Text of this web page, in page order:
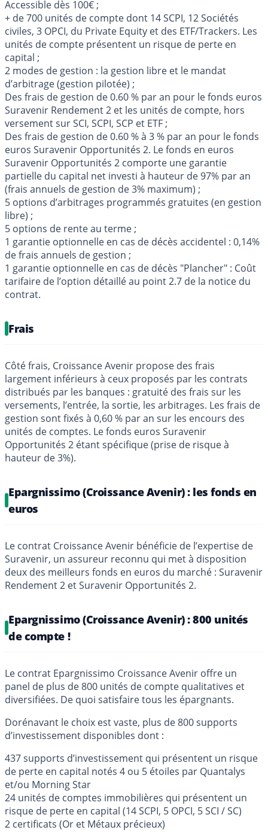
Accessible dès 100€ ;
+ de 700 unités de compte dont 14 SCPI, 12 Sociétés
civiles, 3 OPCI, du Private Equity et des ETF/Trackers. Les
unités de compte présentent un risque de perte en
capital ;
2 modes de gestion : la gestion libre et le mandat
d’arbitrage (gestion pilotée) ;
Des frais de gestion de 0.60 % par an pour le fonds euros
Suravenir Rendement 2 et les unités de compte, hors
versement sur SCI, SCPI, SCP et ETF ;
Des frais de gestion de 0.60 % à 3 % par an pour le fonds
euros Suravenir Opportunités 2. Le fonds en euros
Suravenir Opportunités 2 comporte une garantie
partielle du capital net investi à hauteur de 97% par an
(frais annuels de gestion de 3% maximum) ;
5 options d’arbitrages programmés gratuites (en gestion
libre) ;
5 options de rente au terme ;
1 garantie optionnelle en cas de décès accidentel : 0,14%
de frais annuels de gestion ;
1 garantie optionnelle en cas de décès "Plancher" : Coût
tarifaire de l’option détaillé au point 2.7 de la notice du
contrat.
Frais
Côté frais, Croissance Avenir propose des frais
largement inférieurs à ceux proposés par les contrats
distribués par les banques : gratuité des frais sur les
versements, l’entrée, la sortie, les arbitrages. Les frais de
gestion sont fixés à 0,60 % par an sur les encours des
unités de comptes. Le fonds euros Suravenir
Opportunités 2 étant spécifique (prise de risque à
hauteur de 3%).
Epargnissimo (Croissance Avenir) : les fonds en
euros
Le contrat Croissance Avenir bénéficie de l’expertise de
Suravenir, un assureur reconnu qui met à disposition
deux des meilleurs fonds en euros du marché : Suravenir
Rendement 2 et Suravenir Opportunités 2.
Epargnissimo (Croissance Avenir) : 800 unités
de compte !
Le contrat Epargnissimo Croissance Avenir offre un
panel de plus de 800 unités de compte qualitatives et
diversifiées. De quoi satisfaire tous les épargnants.
Dorénavant le choix est vaste, plus de 800 supports
d’investissement disponibles dont :
437 supports d’investissement qui présentent un risque
de perte en capital notés 4 ou 5 étoiles par Quantalys
et/ou Morning Star
24 unités de comptes immobilières qui présentent un
risque de perte en capital (14 SCPI, 5 OPCI, 5 SCI / SC)
2 certificats (Or et Métaux précieux)